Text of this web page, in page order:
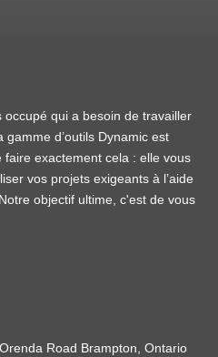
qui a besoin de travailler
d’outils Dynamic est
exactement cela : elle vous
vos projets exigeants à l’aide
objectif ultime, c'est de vous
Road Brampton, Ontario